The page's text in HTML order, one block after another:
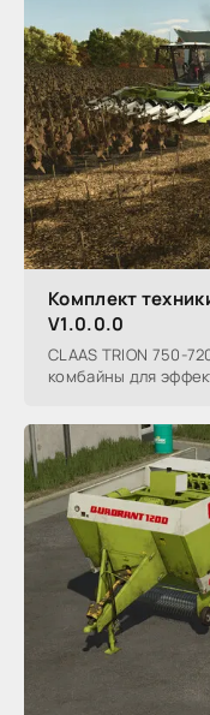
Комплект
V1.0.0.0
CLAAS TRION 750-
комбайны для